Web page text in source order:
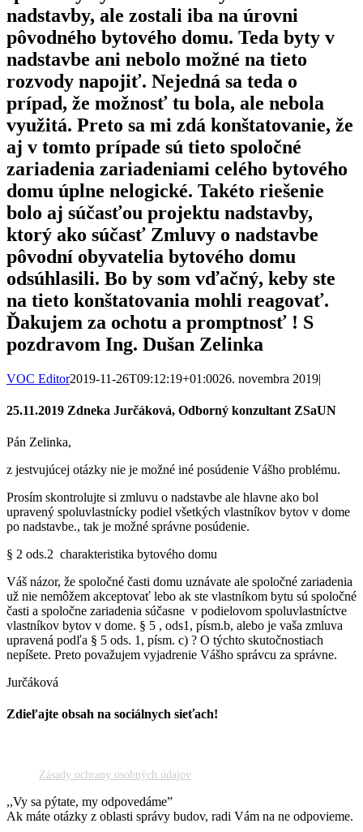
nadstavby, ale zostali iba na úrovni
pôvodného bytového domu. Teda byty v
nadstavbe ani nebolo možné na tieto
rozvody napojiť. Nejedná sa teda o
prípad, že možnosť tu bola, ale nebola
využitá. Preto sa mi zdá konštatovanie, že
aj v tomto prípade sú tieto spoločné
zariadenia zariadeniami celého bytového
domu úplne nelogické. Takéto riešenie
bolo aj súčasťou projektu nadstavby,
ktorý ako súčasť Zmluvy o nadstavbe
pôvodní obyvatelia bytového domu
odsúhlasili. Bo by som vďačný, keby ste
na tieto konštatovania mohli reagovať.
Ďakujem za ochotu a promptnosť ! S
pozdravom Ing. Dušan Zelinka
VOC Editor2019-11-26T09:12:19+01:0026. novembra 2019|
25.11.2019 Zdneka Jurčáková, Odborný konzultant ZSaUN
Pán Zelinka,
z jestvujúcej otázky nie je možné iné posúdenie Vášho problému.
Prosím skontrolujte si zmluvu o nadstavbe ale hlavne ako bol
upravený spoluvlastnícky podiel všetkých vlastníkov bytov v dome
po nadstavbe., tak je možné správne posúdenie.
§ 2 ods.2 charakteristika bytového domu
Váš názor, že spoločné časti domu uznávate ale spoločné zariadenia
už nie nemôžem akceptovať lebo ak ste vlastníkom bytu sú spoločné
časti a spoločne zariadenia súčasne v podielovom spoluvlastníctve
vlastníkov bytov v dome. § 5 , ods1, písm.b, alebo je vaša zmluva
upravená podľa § 5 ods. 1, písm. c) ? O týchto skutočnostiach
nepíšete. Preto považujem vyjadrenie Vášho správcu za správne.
Jurčáková
Zdieľajte obsah na sociálnych sieťach!
Zásady ochrany osobných údajov
,,Vy sa pýtate, my odpovedáme”
Ak máte otázky z oblasti správy budov, radi Vám na ne odpovieme.